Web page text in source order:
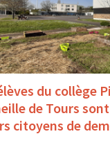
du collège
de Tours
citoyens de